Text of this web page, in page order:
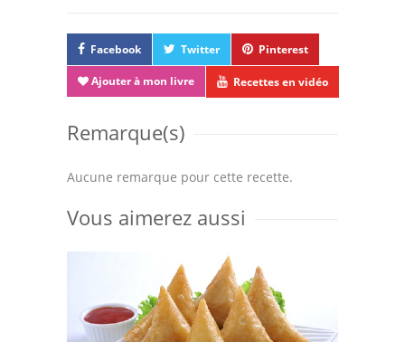
Facebook Twitter Pinterest
Ajouter à mon livre Recettes en vidéo
Remarque(s)
Aucune remarque pour cette recette.
Vous aimerez aussi